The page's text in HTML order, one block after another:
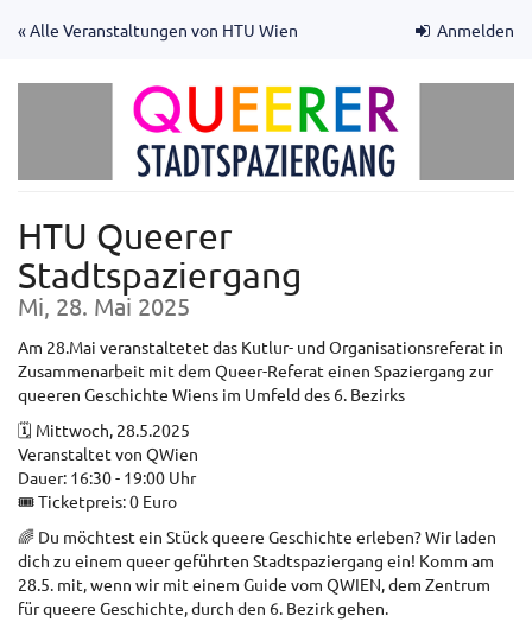
Zum
Anmelden
« Alle Veranstaltungen von HTU Wien
HTU Queerer
Stadtspaziergang
Mi, 28. Mai 2025
Am 28.Mai veranstaltetet das Kutlur- und Organisationsreferat in
Zusammenarbeit mit dem Queer-Referat einen Spaziergang zur
queeren Geschichte Wiens im Umfeld des 6. Bezirks
🗓️ Mittwoch, 28.5.2025
Veranstaltet von QWien
Dauer: 16:30 - 19:00 Uhr
🎟️ Ticketpreis: 0 Euro
🌈 Du möchtest ein Stück queere Geschichte erleben? Wir laden
dich zu einem queer geführten Stadtspaziergang ein! Komm am
28.5. mit, wenn wir mit einem Guide vom QWIEN, dem Zentrum
für queere Geschichte, durch den 6. Bezirk gehen.